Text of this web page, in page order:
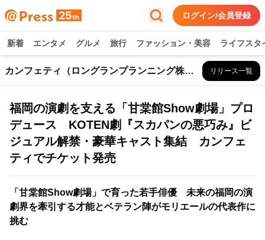
ログイン/会員登録
新着 エンタメ グルメ 旅行 ファッション・美容 ライフスタ
カンフェティ（ロングランプランニング株式会社） リリース一覧
福岡の演劇を支える「甘棠館Show劇場」プロ
デュース KOTEN劇『スカパンの悪巧み』ビ
ジュアル解禁・豪華キャスト集結 カンフェ
ティでチケット発売
「甘棠館Show劇場」で育った若手俳優 未来の福岡の演
劇界を牽引する才能とベテラン陣がモリエールの代表作に
挑む